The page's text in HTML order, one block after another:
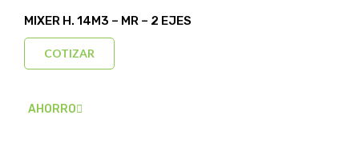
MIXER H. 14M3 – MR – 2 EJES
COTIZAR
AHORRO